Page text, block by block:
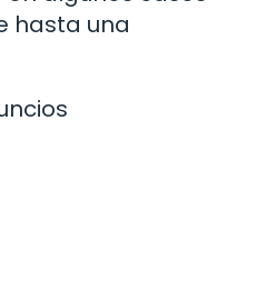
hasta una